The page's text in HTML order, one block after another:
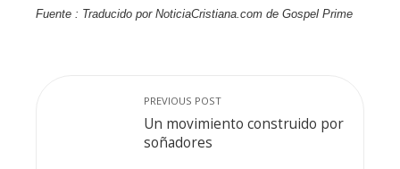
Fuente : Traducido por NoticiaCristiana.com de Gospel Prime
PREVIOUS POST
Un movimiento construido por
soñadores